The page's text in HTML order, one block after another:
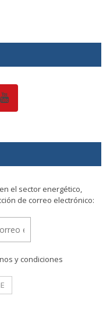
el sector energético,
de correo electrónico:
y condiciones